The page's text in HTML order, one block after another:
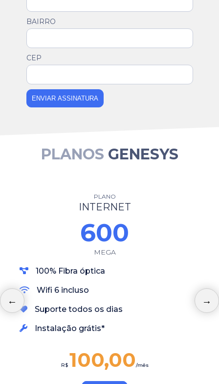
BAIRRO
CEP
ENVIAR ASSINATURA
PLANOS GENESYS
PLANO
INTERNET
600
MEGA
100% Fibra óptica
Wifi 6 incluso
Suporte todos os dias
Instalação grátis*
R$ 100,00/mês